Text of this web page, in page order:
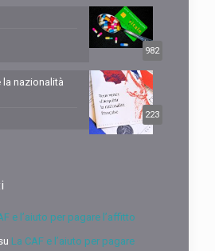
982
223
la nazionalità
e l’aiuto per pagare l’affitto
La CAF e l’aiuto per pagare